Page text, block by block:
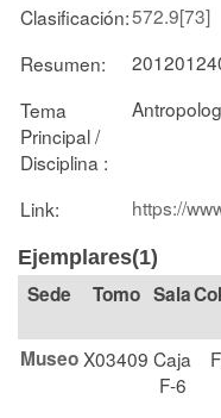
Clasificación:572.9[73]
Resumen:
Tema
Principal /
Disciplina :
Link: https://
Ejemplares(1)
Tomo Sala
MuseoX03409 Caja
F-6